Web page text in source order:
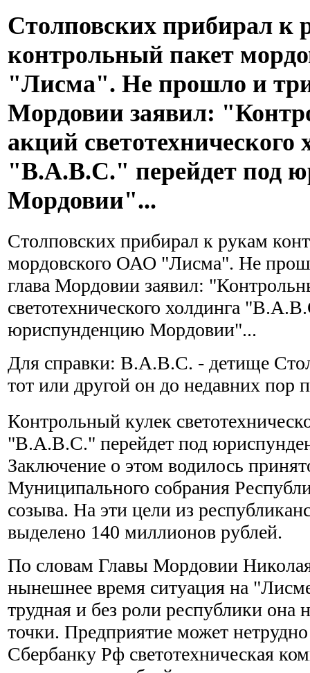
Столповских прибирал к
контрольный пакет
"Лисма". Не прошло и три
Мордовии заявил:
акций светотехнического
"В.А.В.С." перейдет под
Мордовии"...
Столповских прибирал к рукам
мордовского ОАО "Лисма". Не
глава Мордовии заявил:
светотехнического холдинга
юриспунденцию Мордовии"...
Для справки: В.А.В.С. - детище
тот или другой он до недавних пор
Контрольный кулек
"В.А.В.С." перейдет под
Заключение о этом водилось
Муниципального собрания
созыва. На эти цели из
выделено 140 миллионов рублей.
По словам Главы Мордовии
нынешнее время ситуация на
трудная и без роли республики она
точки. Предприятие может
Сбербанку Рф светотехническая